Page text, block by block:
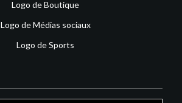
Logo de Boutique
Logo de Médias sociaux
Logo de Sports